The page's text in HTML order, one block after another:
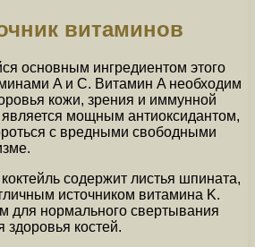
витаминов
основным ингредиентом этого
A и C. Витамин A необходим
кожи, зрения и иммунной
мощным антиоксидантом,
с вредными свободными
содержит листья шпината,
источником витамина K.
для нормального свертывания
костей.